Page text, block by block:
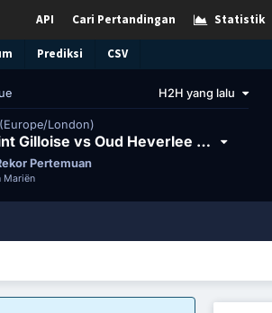
Statistik
Cari Pertandingan
API
Prediksi CSV
H2H yang lalu
London)
Royal Union Saint Gilloise vs Oud Heverlee Leuven
Pertemuan
Mariën